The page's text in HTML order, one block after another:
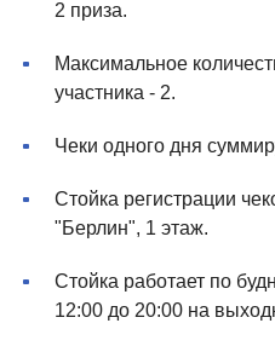
2 приза.
Максимальное
участника - 2.
Чеки одного дня
Стойка регистрации
"Берлин", 1 этаж.
Стойка работает по
12:00 до 20:00 на